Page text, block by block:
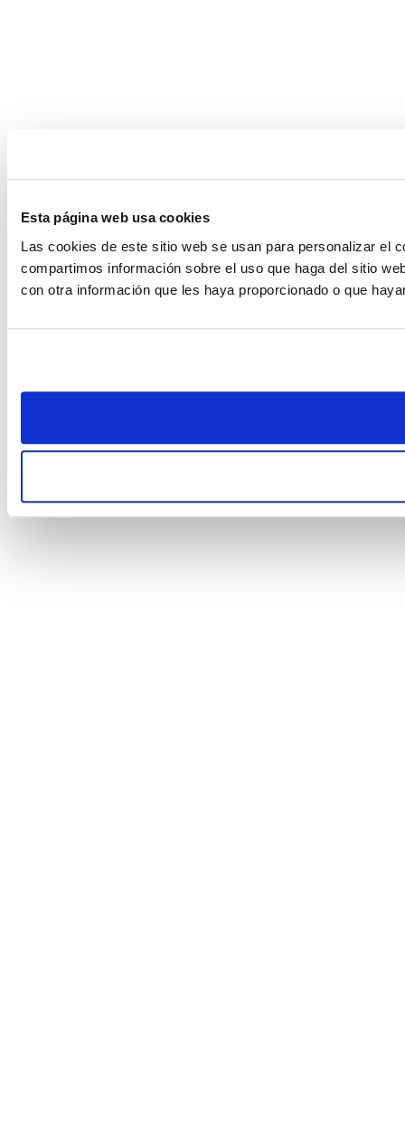
Esta página web usa cookies
Las cookies de este sitio web se usan para personalizar el
compartimos información sobre el uso que haga del sitio
con otra información que les haya proporcionado o que